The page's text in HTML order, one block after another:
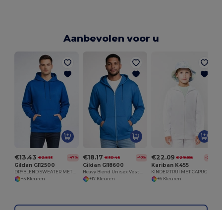
Aanbevolen voor u
€13.43 €25.13 -47%
Gildan GI12500
+5 Kleuren
€18.17 €30.45 -40%
Gildan GI18600
+17 Kleuren
€22.09 €29.86 -26%
Kariban K455
+6 Kleuren